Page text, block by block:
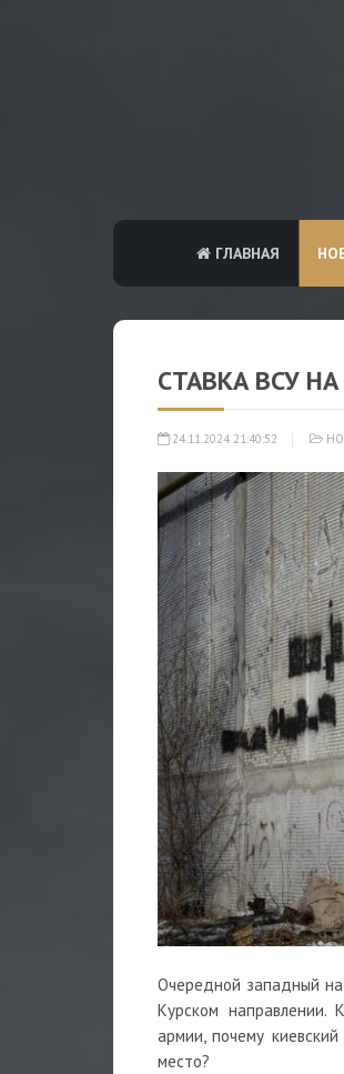
ГЛАВНАЯ
СТАВКА ВСУ
24.11.2024 21:40:52
Очередной западный
Курском направлении.
армии, почему
место?